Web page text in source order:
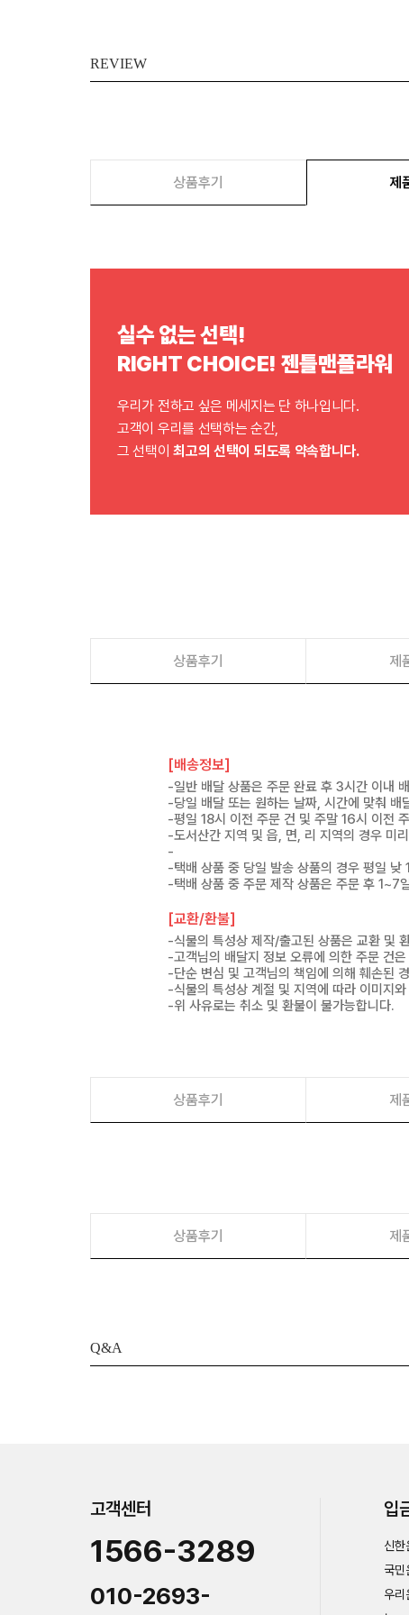
REVIEW
상품후기 제
실수 없는 선택!
RIGHT CHOICE! 젠틀맨플라워
우리가 전하고 싶은 메세지는 단 하나입니다.
고객이 우리를 선택하는 순간,
그 선택이최고의 선택이 되도록 약속합니다.
상품후기 제
[배송정보]
-일반 배달 상품은 주문 완료 후 3시간 이내
-당일 배달 또는 원하는 날짜, 시간에 맞춰 배
-평일 18시 이전 주문 건 및 주말 16시 이전
-도서산간 지역 및 읍, 면, 리 지역의 경우 미
-
-택배 상품 중 당일 발송 상품의 경우 평일 낮
-택배 상품 중 주문 제작 상품은 주문 후 1~7
[교환/환불]
-식물의 특성상 제작/출고된 상품은 교환 및
-고객님의 배달지 정보 오류에 의한 주문 건
-단순 변심 및 고객님의 책임에 의해 훼손된
-식물의 특성상 계절 및 지역에 따라 이미지
-위 사유로는 취소 및 환불이 불가능합니다.
상품후기 제
상품후기 제
Q&A
고객센터
1566-3289
010-2693-
입
신
국
우